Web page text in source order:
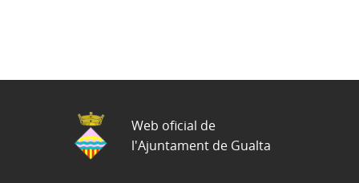
Web oficial de
l'Ajuntament de Gualta